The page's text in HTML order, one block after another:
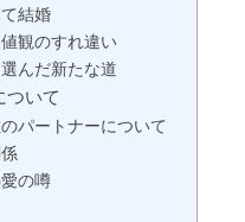
結婚
観のすれ違い
んだ新たな道
ついて
パートナーについて
の噂